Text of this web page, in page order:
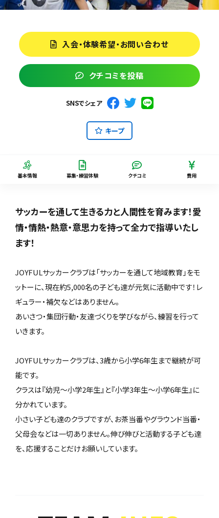
入会・体験希望・お問い合わせ
クチコミを投稿
SNSでシェア
キープ
基本情報 募集・練習体験 クチコミ 費用
サッカーを通して生きる力と人間性を育みます！愛
情・情熱・熱意・意思力を持って全力で指導いたし
ます！
JOYFULサッカークラブは「サッカーを通して地域教育」をモ
ットーに、現在約5,000名の子ども達が元気に活動中です！レ
ギュラー・補欠などはありません。
あいさつ・集団行動・友達づくりを学びながら、練習を行って
いきます。
JOYFULサッカークラブは、3歳から小学6年生まで継続が可
能です。
クラスは『幼児～小学2年生』と『小学3年生～小学6年生』に
分かれています。
小さい子ども達のクラブですが、お茶当番やグラウンド当番・
父母会などは一切ありません。伸び伸びと活動する子ども達
を、応援することだけお願いしています。